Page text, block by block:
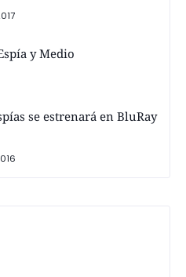
y Medio
se estrenará en BluRay